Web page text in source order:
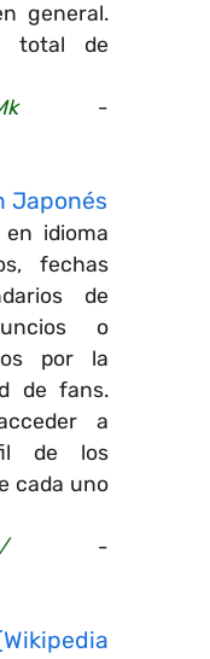
general.
total de
-
Japonés
idioma
fechas
de
o
por la
de fans.
a
de los
cada uno
-